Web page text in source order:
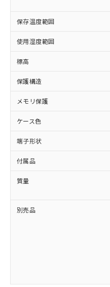
保存温度範囲
使用湿度範囲
標高
保護構造
メモリ保護
ケース色
端子形状
付属品
質量
別売品
当社制御機器
本サービスの
ことをご了承
在庫状況およ
記載している
タに基づき作
覧された時点
準価格とは異
正式な納期状
様のお取引先
ムロン制御機
オムロン制御
販売ネ
在庫状況およ
事前の承諾な
示しないよう
マイパーツ機
ビス）をご利
メンバーズに
お客様が当ウ
登録された部
および当社の
品・サービス
仕入先様の事情に
いたものが、含有品
むを得ず変更する
鉛(Pb) 1000ppm以下、
六価クロム(Cr(Ⅵ))
類(PBB) 1000ppm以下、
(PBDE) 1000ppm以下、
ル) (DEHP)(別名：DOP)
ルベンジル（BBP）
（DBP） 1000ppm以下
フタル酸エステル類の４
図的な使用がないことを
部品在庫の切り替
月が前後すること
※3 非含有証明
下記の非含有証明
「×」：最大均質
基準値を超えている
い合わせください。
*中国RoHS10物質の基準
Cr(Ⅵ)(六価クロム) :
ニル類) : 1000ppm、
ル類) : 1000ppm、
DBP(フタル酸ジブチル) :
イソブチル) : 1000ppm
ル) : 1000ppm、
DEHP(フタル酸ビス(2-
「ｅ」：有害物質
準値以下であるこ
「10」：通常の使
質が外部に漏えい
及ぼさない年数を
「－」：未確認で
当社は、これ
為替および外
（以下｢規制
または国外へ
国政府の輸出
可)を取得す
当社は規制貨
全に破砕する
いよう必要な
当社は貴社製
ル、化学兵器
武器並びにこ
当社は、貴社
場合は、上記
該第三者に通
販売先および
法に輸出する
り引きをいた
一定数以
一定数に
在庫なし
いては、
たはお客
機器販売
受注生産
情報を公